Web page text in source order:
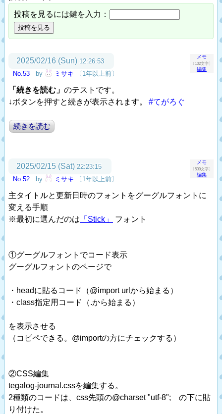
投稿を見るには鍵を入力：
メモ
〔102文字〕
編集
2025/02/16 (Sun) 12:26:53
No.53
by ミサキ 〔1年以上前〕
「続きを読む」 のテストです。
↓ボタンを押すと続きが表示されます。
#てがろぐ
続きを読む
メモ
〔539文字〕
編集
2025/02/15 (Sat) 22:23:15
No.52
by ミサキ 〔1年以上前〕
主タイトルと更新日時のフォントをグーグルフォントに
変える手順
※最初に選んだのは 「Stick」 フォント
①グーグルフォントでコード表示
グーグルフォントのページで
・headに貼るコード（@import urlから始まる）
・class指定用コード（.から始まる）
を表示させる
（コピペできる。@importの方にチェックする）
②CSS編集
tegalog-journal.cssを編集する。
2種類のコードは、css先頭の@charset "utf-8"; の下に貼
り付けた。